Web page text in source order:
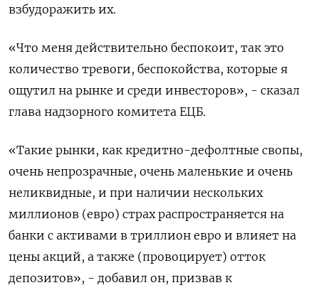
взбудоражить их.
«Что меня действительно беспокоит, так это
количество тревоги, беспокойства, которые я
ощутил на рынке и среди инвесторов», - сказал
глава надзорного комитета ЕЦБ.
«Такие рынки, как кредитно-дефолтные свопы,
очень непрозрачные, очень маленькие и очень
неликвидные, и при наличии нескольких
миллионов (евро) страх распространяется на
банки с активами в триллион евро и влияет на
цены акций, а также (провоцирует) отток
депозитов», - добавил он, призвав к